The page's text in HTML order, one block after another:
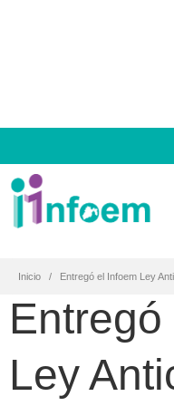
Inicio Entregó el Infoem Ley
Ley